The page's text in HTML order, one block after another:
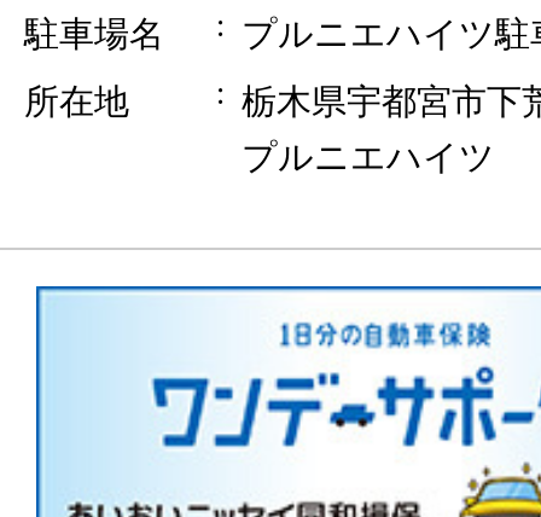
駐車場名
プルニエハイツ駐
所在地
栃木県宇都宮市下
プルニエハイツ